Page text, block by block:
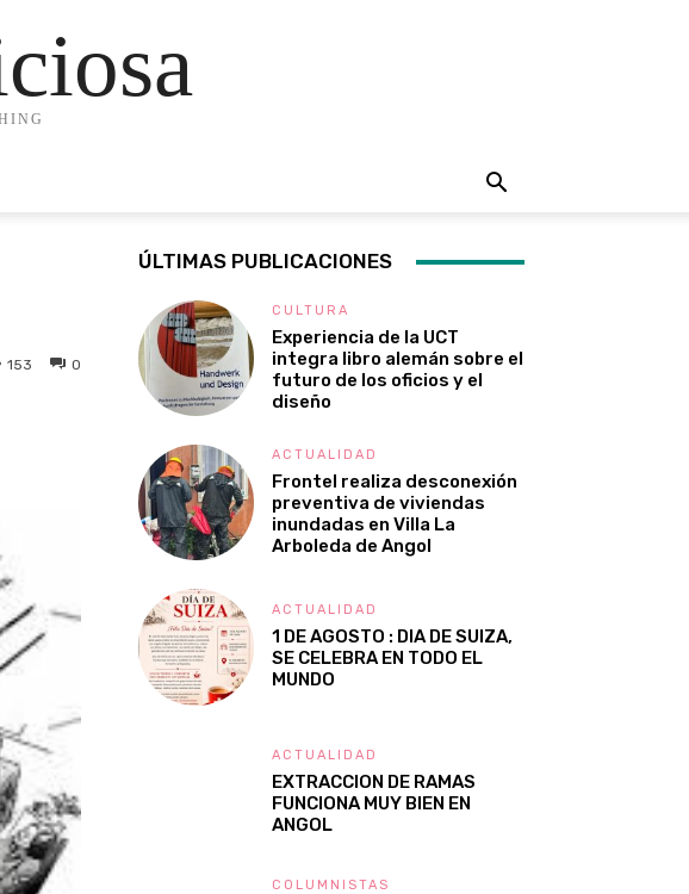
0
153
ÚLTIMAS PUBLICACIONES
CULTURA
Experiencia de la UCT
integra libro alemán sobre el
futuro de los oficios y el
diseño
ACTUALIDAD
Frontel realiza desconexión
preventiva de viviendas
inundadas en Villa La
Arboleda de Angol
ACTUALIDAD
1 DE AGOSTO : DIA DE SUIZA,
SE CELEBRA EN TODO EL
MUNDO
ACTUALIDAD
EXTRACCION DE RAMAS
FUNCIONA MUY BIEN EN
ANGOL
COLUMNISTAS